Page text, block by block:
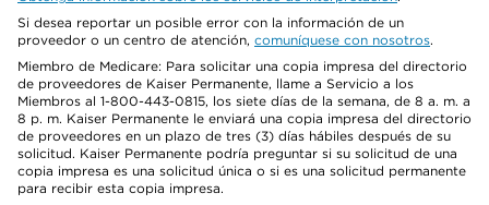
Si desea reportar un posible error con la información de un
proveedor o un centro de atención, comuníquese con nosotros.
Miembro de Medicare: Para solicitar una copia impresa del directorio
de proveedores de Kaiser Permanente, llame a Servicio a los
Miembros al 1-800-443-0815, los siete días de la semana, de 8 a. m. a
8 p. m. Kaiser Permanente le enviará una copia impresa del directorio
de proveedores en un plazo de tres (3) días hábiles después de su
solicitud. Kaiser Permanente podría preguntar si su solicitud de una
copia impresa es una solicitud única o si es una solicitud permanente
para recibir esta copia impresa.